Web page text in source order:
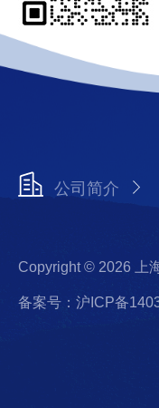
公司简介
Copyright © 2026 上
备案号：沪ICP备